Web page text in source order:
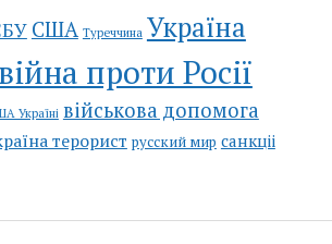
США Туреччина Україна
війна проти Росії
Україні військова допомога
терорист русский мир санкціі